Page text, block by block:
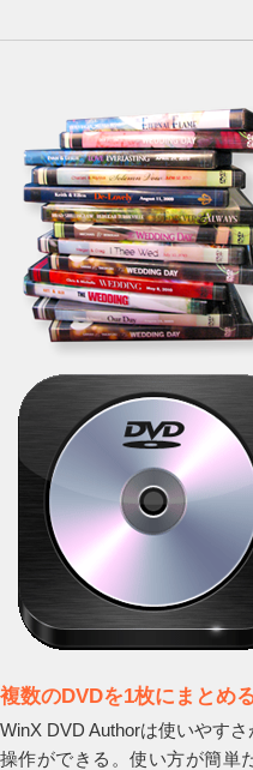
複数のDVDを1枚にまとめ
WinX DVD Authorは使いやす
操作ができる。使い方が簡単